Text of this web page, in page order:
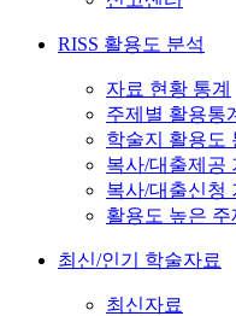
RISS 활용도 분석
자료 현황 통계
주제별 활용통
학술지 활용도
복사/대출제공
복사/대출신청
활용도 높은 주
최신/인기 학술자료
최신자료